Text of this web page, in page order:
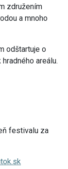
združením
a mnoho
odštartuje o
areálu.
festivalu za